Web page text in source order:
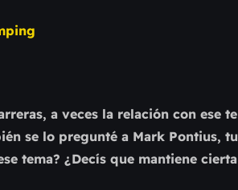
a veces la relación con ese
se lo pregunté a Mark Pontius, tu
tema? ¿Decís que mantiene cierta